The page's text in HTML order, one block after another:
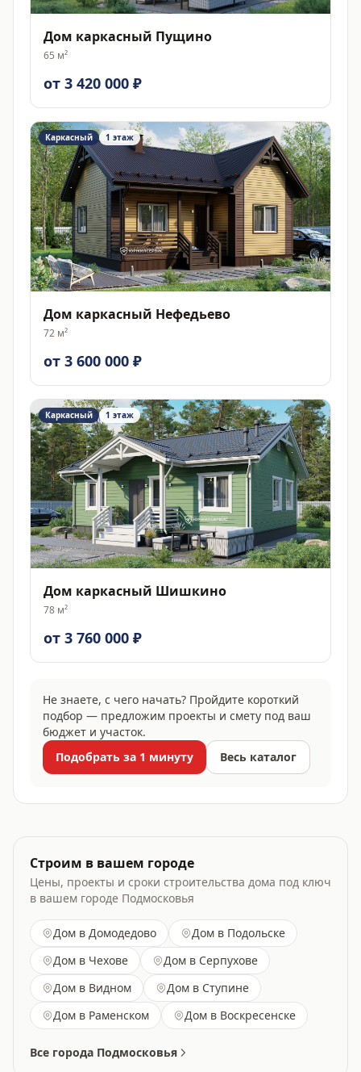
Дом каркасный Пущино
65 м²
от 3 420 000 ₽
Каркасный 1 этаж
Дом каркасный Нефедьево
72 м²
от 3 600 000 ₽
Каркасный 1 этаж
Дом каркасный Шишкино
78 м²
от 3 760 000 ₽
Не знаете, с чего начать? Пройдите короткий
подбор — предложим проекты и смету под ваш
бюджет и участок.
Подобрать за 1 минуту
Весь каталог
Строим в вашем городе
Цены, проекты и сроки строительства дома под ключ
в вашем городе Подмосковья
Дом в Домодедово Дом в Подольске
Дом в Чехове Дом в Серпухове
Дом в Видном Дом в Ступине
Дом в Раменском Дом в Воскресенске
Все города Подмосковья